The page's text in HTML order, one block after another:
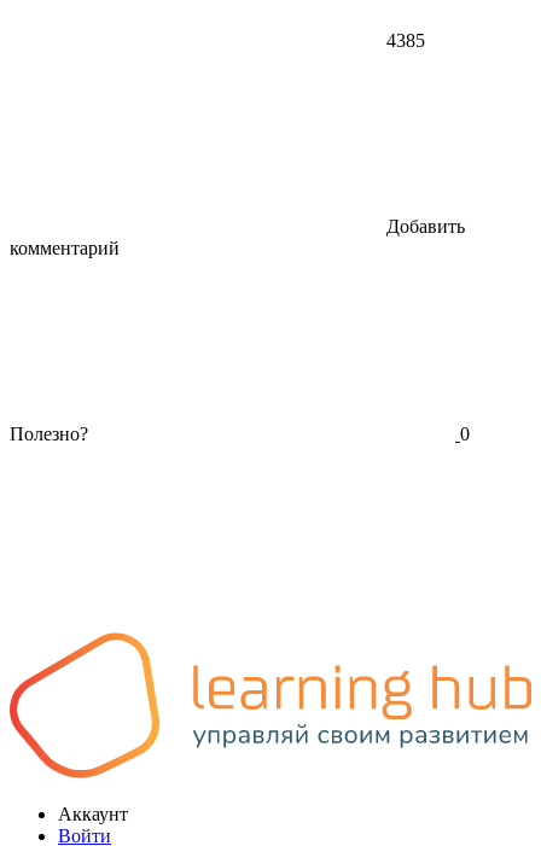
4385
Добавить
комментарий
Полезно? 0
Аккаунт
Войти